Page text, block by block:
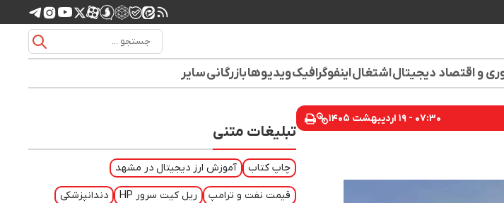
و اقتصاد دیجیتالاشتغالاینفوگرافیکویدیوهابازرگانیسایر
۰۷:۳۰ - ۱۹ اردیبهشت ۱۴۰۵
تبلیغات متنی
چاپ کتاب آموزش ارز دیجیتال در مشهد
قیمت نفت و ترامپ ریل کیت سرور HP دندانپزشکی